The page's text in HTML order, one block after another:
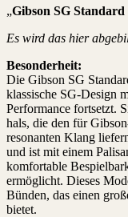
„Gibson SG Standard
Es wird das hier
Besonderheit:
Die Gibson SG
klassische SG-Design
Performance fortsetzt.
hals, die den für
resonanten Klang
und ist mit einem
komfortable
ermöglicht. Dieses
Bünden, das einen
bietet.